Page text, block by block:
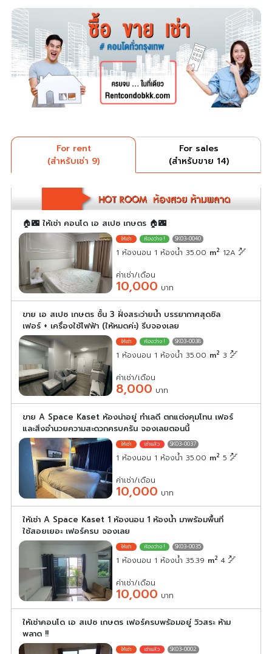
For rent
(สำหรับเช่า 9)
For sales
(สำหรับขาย 14)
🏠🌃 ให้เช่า คอนโด เอ สเปซ เกษตร 🏠🌃
SK03-0040
1 ห้องนอน 1 ห้องน้ำ 35.00 m2 12A
ค่าเช่า/เดือน
10,000 บาท
ขาย เอ สเปซ เกษตร ชั้น 3 ฝั่งสระว่ายน้ำ บรรยากาศสุดชิล
เฟอร์ + เครื่องใช้ไฟฟ้า (ให้หมดค่ะ) รีบจองเลย
SK03-0038
1 ห้องนอน 1 ห้องน้ำ 35.00 m2 3
ค่าเช่า/เดือน
8,000 บาท
ขาย A Space Kaset ห้องน่าอยู่ ทำเลดี ตกแต่งคุมโทน เฟอร์
และสิ่งอำนวยความสะดวกครบครัน จองเลยตอนนี้
SK03-0037
1 ห้องนอน 1 ห้องน้ำ 35.00 m2 5
ค่าเช่า/เดือน
10,000 บาท
ให้เช่า A Space Kaset 1 ห้องนอน 1 ห้องน้ำ มาพร้อมพื้นที่
ใช้สอยเยอะ เฟอร์ครบ จองเลย
SK03-0035
1 ห้องนอน 1 ห้องน้ำ 35.39 m2 4
ค่าเช่า/เดือน
10,000 บาท
ให้เช่าคอนโด เอ สเปซ เกษตร เฟอร์ครบพร้อมอยู่ วิวสระ ห้าม
พลาด !!
SK03-0002